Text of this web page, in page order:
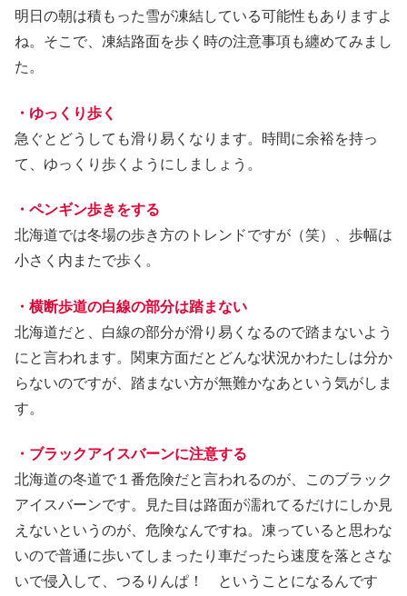
明日の朝は積もった雪が凍結している可能性もありますよ
ね。そこで、凍結路面を歩く時の注意事項も纏めてみまし
た。
・ゆっくり歩く
急ぐとどうしても滑り易くなります。時間に余裕を持っ
て、ゆっくり歩くようにしましょう。
・ペンギン歩きをする
北海道では冬場の歩き方のトレンドですが（笑）、歩幅は
小さく内またで歩く。
・横断歩道の白線の部分は踏まない
北海道だと、白線の部分が滑り易くなるので踏まないよう
にと言われます。関東方面だとどんな状況かわたしは分か
らないのですが、踏まない方が無難かなあという気がしま
す。
・ブラックアイスバーンに注意する
北海道の冬道で１番危険だと言われるのが、このブラック
アイスバーンです。見た目は路面が濡れてるだけにしか見
えないというのが、危険なんですね。凍っていると思わな
いので普通に歩いてしまったり車だったら速度を落とさな
いで侵入して、つるりんぱ！ ということになるんです